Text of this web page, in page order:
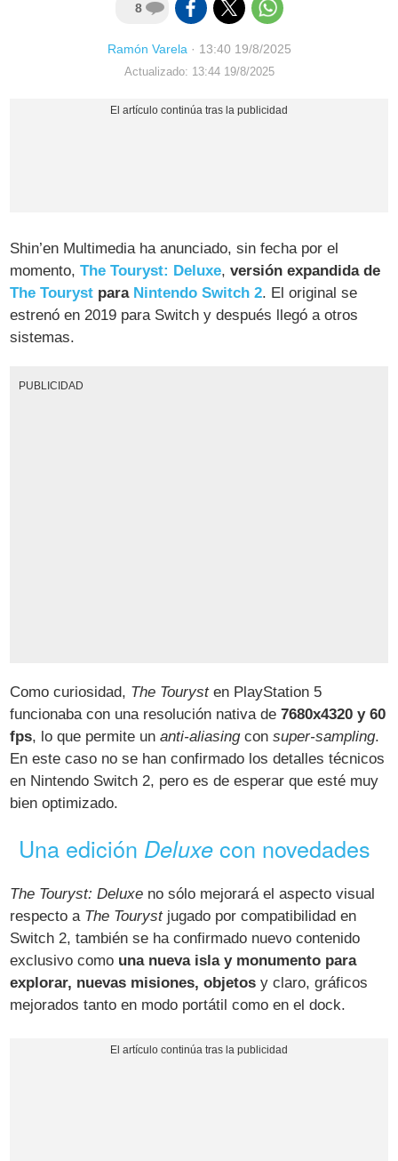
8
Ramón Varela· 13:40 19/8/2025
Actualizado: 13:44 19/8/2025
Shin’en Multimedia ha anunciado, sin fecha por el
momento,The Touryst: Deluxe,versión expandida de
The Touryst para Nintendo Switch 2. El original se
estrenó en 2019 para Switch y después llegó a otros
sistemas.
PUBLICIDAD
Como curiosidad, The Tourysten PlayStation 5
funcionaba con una resolución nativa de7680x4320 y 60
fps, lo que permite unanti-aliasingconsuper-sampling.
En este caso no se han confirmado los detalles técnicos
en Nintendo Switch 2, pero es de esperar que esté muy
bien optimizado.
Una edición Deluxe con novedades
The Touryst: Deluxe no sólo mejorará el aspecto visual
respecto a The Tourystjugado por compatibilidad en
Switch 2, también se ha confirmado nuevo contenido
exclusivo como una nueva isla y monumento para
explorar, nuevas misiones, objetos y claro, gráficos
mejorados tanto en modo portátil como en el dock.